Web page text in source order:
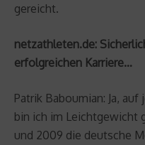
gereicht.
netzathleten.de:
erfolgreichen Karriere…
Patrik Baboumian: Ja,
bin ich im Leichtgewicht
und 2009 die deutsche